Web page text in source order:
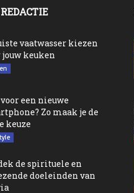
vaatwasser kiezen
jouw keuken
een nieuwe
Zo maak je de
keuze
de spirituele en
doeleinden van